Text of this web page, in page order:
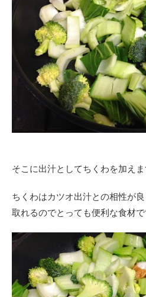
そこに出汁としてちくわを加えま
ちくわはカツオ出汁との相性が
取れるのでとっても便利な食材で